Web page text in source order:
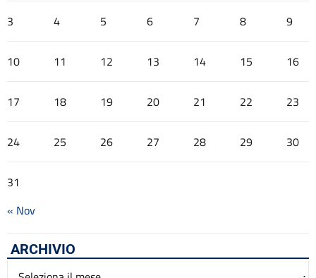
3 4 5 6 7 8 9
10 11 12 13 14 15 16
17 18 19 20 21 22 23
24 25 26 27 28 29 30
31
« Nov
ARCHIVIO
Archivio